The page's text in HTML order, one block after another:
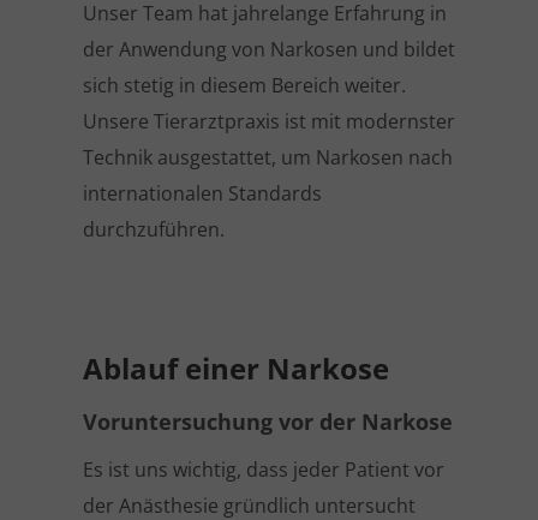
Unser Team hat jahrelange Erfahrung in
der Anwendung von Narkosen und bildet
sich stetig in diesem Bereich weiter.
Unsere Tierarztpraxis ist mit modernster
Technik ausgestattet, um Narkosen nach
internationalen Standards
durchzuführen.
Ablauf einer Narkose
Voruntersuchung vor der Narkose
Es ist uns wichtig, dass jeder Patient vor
der Anästhesie gründlich untersucht